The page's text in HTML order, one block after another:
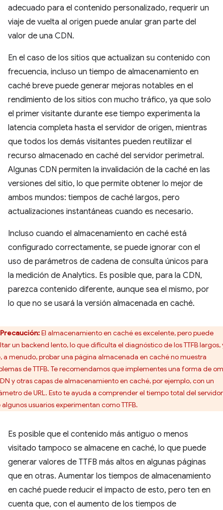
adecuado para el contenido personalizado, requerir un
viaje de vuelta al origen puede anular gran parte del
valor de una CDN.
En el caso de los sitios que actualizan su contenido con
frecuencia, incluso un tiempo de almacenamiento en
caché breve puede generar mejoras notables en el
rendimiento de los sitios con mucho tráfico, ya que solo
el primer visitante durante ese tiempo experimenta la
latencia completa hasta el servidor de origen, mientras
que todos los demás visitantes pueden reutilizar el
recurso almacenado en caché del servidor perimetral.
Algunas CDN permiten la invalidación de la caché en las
versiones del sitio, lo que permite obtener lo mejor de
ambos mundos: tiempos de caché largos, pero
actualizaciones instantáneas cuando es necesario.
Incluso cuando el almacenamiento en caché está
configurado correctamente, se puede ignorar con el
uso de parámetros de cadena de consulta únicos para
la medición de Analytics. Es posible que, para la CDN,
parezca contenido diferente, aunque sea el mismo, por
lo que no se usará la versión almacenada en caché.
Precaución:El almacenamiento en caché es excelente, pero puede
un backend lento, lo que dificulta el diagnóstico de los TTFB largos,
a menudo, probar una página almacenada en caché no muestra
de TTFB. Te recomendamos que implementes una forma de
y otras capas de almacenamiento en caché, por ejemplo, con un
de URL. Esto te ayuda a comprender el tiempo total del servidor
usuarios experimentan como TTFB.
Es posible que el contenido más antiguo o menos
visitado tampoco se almacene en caché, lo que puede
generar valores de TTFB más altos en algunas páginas
que en otras. Aumentar los tiempos de almacenamiento
en caché puede reducir el impacto de esto, pero ten en
cuenta que, con el aumento de los tiempos de